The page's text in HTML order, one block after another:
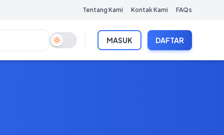
Tentang Kami Kontak Kami FAQs
Toggle Dark ModeMASUK DAFTAR